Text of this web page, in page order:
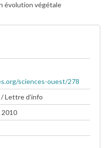
évolution végétale
sciences-ouest/278
Lettre d’info
2010